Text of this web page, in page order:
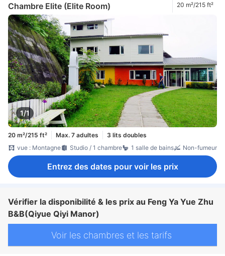
Chambre Elite (Elite Room) 20 m²/215 ft²
1/1
20 m²/215 ft² Max. 7 adultes
3 lits doubles
vue : Montagne
Studio / 1 chambre 1 salle de bains Non-fumeur
Entrez des dates pour voir les prix
Vérifier la disponibilité & les prix au Feng Ya Yue Zhu
B&B(Qiyue Qiyi Manor)
Voir les chambres et les tarifs